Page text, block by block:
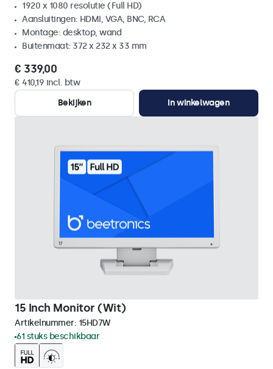
1920 x 1080 resolutie (Full HD)
Aansluitingen: HDMI, VGA, BNC, RCA
Montage: desktop, wand
Buitenmaat: 372 x 232 x 33 mm
€ 339,00
€ 410,19 incl. btw
Bekijken
In winkelwagen
15 Inch Monitor (Wit)
Artikelnummer: 15HD7W
61 stuks beschikbaar